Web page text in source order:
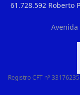
61.728.592 Roberto
Avenida
Registro CFT nº